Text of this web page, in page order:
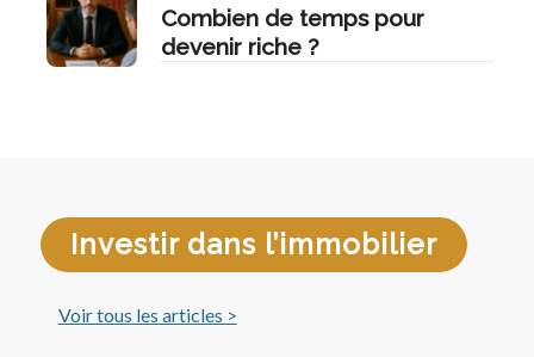
Combien de temps pour
devenir riche ?
Investir dans l’immobilier
Voir tous les articles >